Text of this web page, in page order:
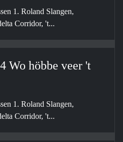
1. Roland Slangen,
Corridor, 't...
Wo höbbe veer 't
1. Roland Slangen,
Corridor, 't...